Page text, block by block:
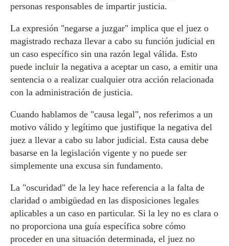
personas responsables de impartir justicia.
La expresión "negarse a juzgar" implica que el juez o
magistrado rechaza llevar a cabo su función judicial en
un caso específico sin una razón legal válida. Esto
puede incluir la negativa a aceptar un caso, a emitir una
sentencia o a realizar cualquier otra acción relacionada
con la administración de justicia.
Cuando hablamos de "causa legal", nos referimos a un
motivo válido y legítimo que justifique la negativa del
juez a llevar a cabo su labor judicial. Esta causa debe
basarse en la legislación vigente y no puede ser
simplemente una excusa sin fundamento.
La "oscuridad" de la ley hace referencia a la falta de
claridad o ambigüedad en las disposiciones legales
aplicables a un caso en particular. Si la ley no es clara o
no proporciona una guía específica sobre cómo
proceder en una situación determinada, el juez no